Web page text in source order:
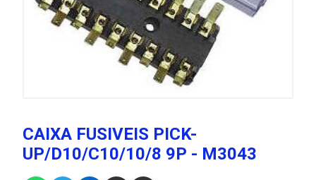
CAIXA FUSIVEIS PICK-
UP/D10/C10/10/8 9P - M3043